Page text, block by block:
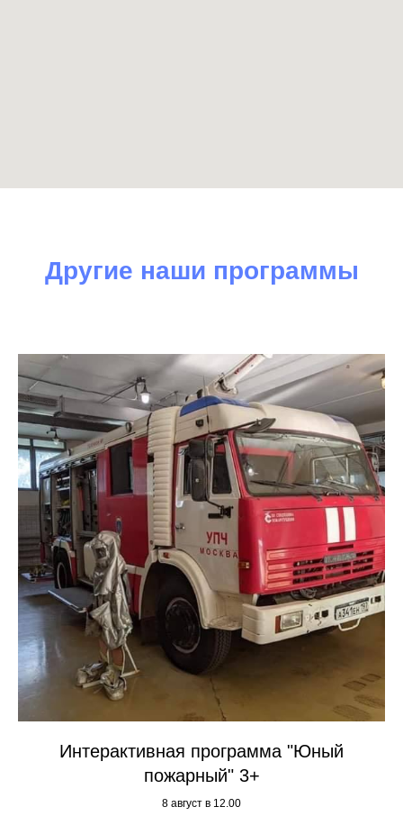
Другие наши программы
Интерактивная программа "Юный
пожарный" 3+
8 август в 12.00